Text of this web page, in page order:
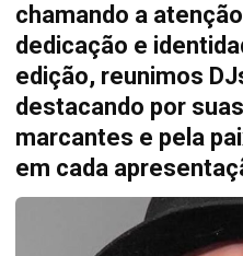
chamando a
dedicação e
edição, reunimos
destacando por
marcantes e pela
em cada